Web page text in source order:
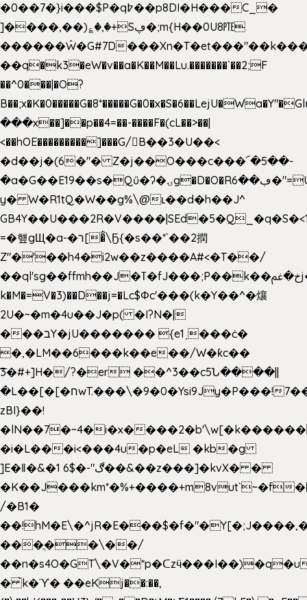
�0��7�}i���$P�q߈��p8DI�H���C_�
]����,��)؏�,�+Sڥ�;m{H��0U8㉐
������Ŵ�G#7D
��q�k3�eW�v��a�K��M��Lu.�������`��2;F
��^0���|�O?
���x��]��p��4=��-����F�(cL��>��|
<��hOE���������]���G/B��3�U��<
�d��j�(6�"� Z�j��O���c���՜�5��-
�a�G��E19��s�Qű�ʔ�ۍg�D�O�Rڢ��6�"=Uh����
y� W�R1tQ�W��g%\@ʟ��d�h��J^
=�헆gЩ�a-�ר[�̐\Ҕ{�s��*`��2撋
Z"�'��h4�i2w��z����A#<�T��/
��ql'sg��ffmh��J�ߠ�fJ���;P��k��خ�ﰬj��0��E8��6G���գN9?
k�M�=V�3)��D��j=�Lc$Φc'���(k�Y��^�爙
2U�~�m�4u��J�p( �I?N�|
���בY�jU������� {e1ˏ���ċ�
�,�LM��6���k��e��/W�ƙc��
͞3�#+]H�/?�er ��^3��c5Ն����||
�L��[�[�חwT.���\�9�0�Ysi9Jy�P���!7���,�>�P�z�k��-
zBI}��!
�lN��7�~4�i�x�
�i�L���i<���4u�p�eL �kb�g
]E�ǁ�&�1 6$�-"ڰ��&��z���]�kvX� �
�K��J���km*�%+����+m8vut`~�f�޶CF
/�B1�
���ֲ��\��/
��n�s4O�GT\�V�*p�ᑕzӵ���I��)�q�u
� ̀k�ϓ� ��eKj��:��,